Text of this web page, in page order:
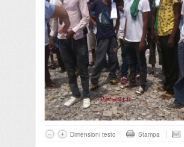
Dimensioni testo Stampa